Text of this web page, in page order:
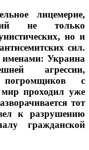
лицемерие,
не только
но и
сил.
Украина
агрессии,
погромщиков с
проходил уже
тот
к разрушению
гражданской